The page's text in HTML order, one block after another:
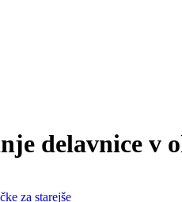
delavnice v